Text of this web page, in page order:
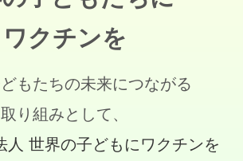
ワクチンを
もたちの未来につながる
取り組みとして、
人 世界の子どもにワクチンを